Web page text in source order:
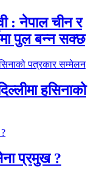
: नेपाल चीन र
पुल बन्न सक्छ
हसिनाको
प्रमुख ?